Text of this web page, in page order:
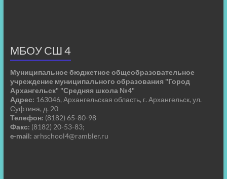
МБОУ СШ 4
Муниципальное бюджетное общеобразовательное
учреждение муниципального образования "Город
Архангельск" "Средняя школа №4"
Адрес: 163046, Архангельская область, г. Архангельск, ул.
Суфтина, д. 20
Телефон: (8182) 65-80-98
Факс: (8182) 20-53-83;
e-mail: arhschool4@rambler.ru